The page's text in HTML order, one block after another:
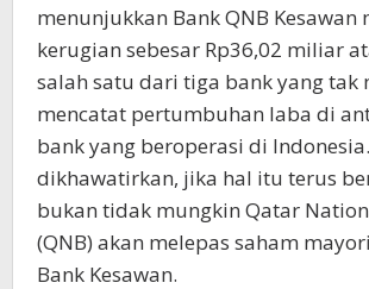
menunjukkan Bank QNB Kesawan
kerugian sebesar Rp36,02 miliar
salah satu dari tiga bank yang tak
mencatat pertumbuhan laba di
bank yang beroperasi di
dikhawatirkan, jika hal itu terus
bukan tidak mungkin Qatar
(QNB) akan melepas saham
Bank Kesawan.